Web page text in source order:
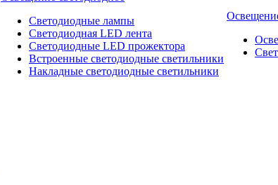
Светодиодные лампы
Светодиодная LED лента
Светодиодные LED прожектора
Встроенные светодиодные светильники
Накладные светодиодные светильники